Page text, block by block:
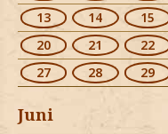
13
14 15
20
21 22
27
28 29
Juni